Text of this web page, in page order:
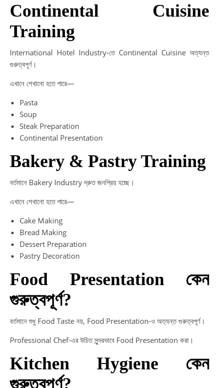
Continental Cuisine
Training
International Hotel Industry-তে Continental Cuisine অত্যন্ত
গুরুত্বপূর্ণ।
এখানে শেখানো হতে পারে—
Pasta
Soup
Steak Preparation
Continental Presentation
Bakery & Pastry Training
বর্তমানে Bakery Industry দ্রুত জনপ্রিয় হচ্ছে।
এখানে শেখানো হতে পারে—
Cake Making
Bread Making
Dessert Preparation
Pastry Decoration
Food Presentation কেন
গুরুত্বপূর্ণ?
বর্তমানে শুধু Food Taste নয়, Food Presentation-ও অত্যন্ত গুরুত্বপূর্ণ।
Professional Chef-এর উচিত সুন্দরভাবে Food Presentation করা।
Kitchen Hygiene কেন
গুরুত্বপূর্ণ?